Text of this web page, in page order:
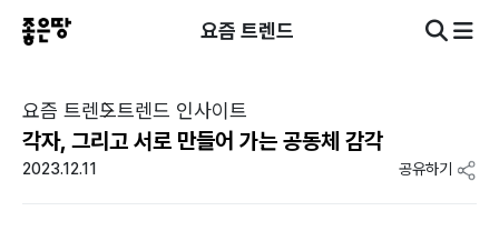
요즘 트렌드
요즘 트렌드트렌드 인사이트
각자, 그리고 서로 만들어 가는 공동체 감각
2023.12.11 공유하기